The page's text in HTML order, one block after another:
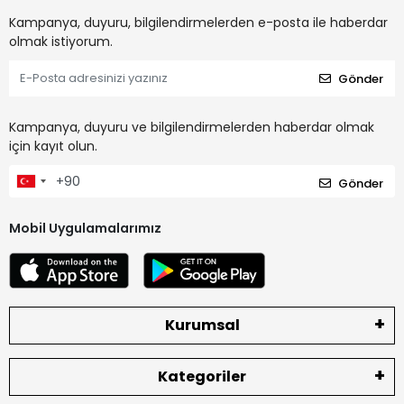
Kampanya, duyuru, bilgilendirmelerden e-posta ile haberdar
olmak istiyorum.
Gönder
Kampanya, duyuru ve bilgilendirmelerden haberdar olmak
için kayıt olun.
Gönder
Mobil Uygulamalarımız
Kurumsal
Kategoriler